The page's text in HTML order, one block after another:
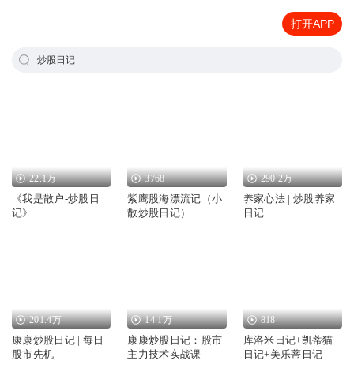
打开APP
炒股日记
22.1万
《我是散户-炒股日
记》
3768
紫鹰股海漂流记（小
散炒股日记）
290.2万
养家心法 | 炒股养家
日记
201.4万
康康炒股日记 | 每日
股市先机
14.1万
康康炒股日记：股市
主力技术实战课
818
库洛米日记+凯蒂猫
日记+美乐蒂日记